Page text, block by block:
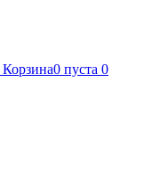
Корзина0 пуста 0